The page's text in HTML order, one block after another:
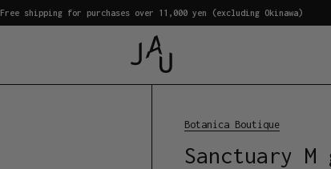
Free shipping for purchases over 11,000 yen (excluding Okinawa)
Botanica Boutique
Sanctuary